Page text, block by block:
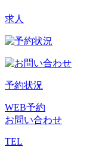
求人
予約状況
WEB予約
お問い合わせ
TEL